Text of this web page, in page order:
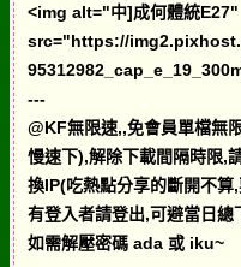
<img alt="中]成何體統E27"
src="https://
---
@KF無限速,,免會員單檔無
慢速下),解除下載間隔時限,
換IP(吃熱點分享的斷開不算
有登入者請登出,可避當日總
如需解壓密碼 ada 或 iku~